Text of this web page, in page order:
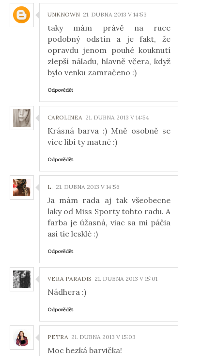
UNKNOWN 21. DUBNA 2013 V 14:53
taky mám právě na ruce
podobný odstín a je fakt, že
opravdu jenom pouhé kouknutí
zlepší náladu, hlavně včera, když
bylo venku zamračeno :)
Odpovědět
CAROLINEA 21. DUBNA 2013 V 14:54
Krásná barva :) Mně osobně se
více líbí ty matné :)
Odpovědět
L. 21. DUBNA 2013 V 14:56
Ja mám rada aj tak všeobecne
laky od Miss Sporty tohto radu. A
farba je úžasná, viac sa mi páčia
asi tie lesklé :)
Odpovědět
VERA PARADIS 21. DUBNA 2013 V 15:01
Nádhera :)
Odpovědět
PETRA 21. DUBNA 2013 V 15:03
Moc hezká barvička!